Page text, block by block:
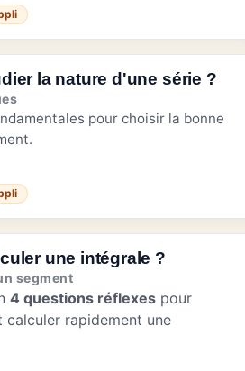
la nature d'une série ?
pour choisir la bonne
une intégrale ?
segment
4 questions réflexes pour
calculer rapidement une